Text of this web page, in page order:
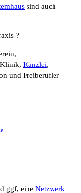
sind auch
?
Kanzlei,
und Freiberufler
ggf, eine Netzwerk